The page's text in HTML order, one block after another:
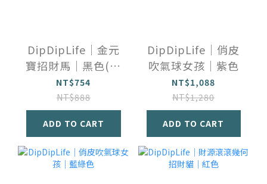
DipDipLife｜金元
寶招財馬｜黑色(一
對)
NT$754
NT$888
ADD TO CART
DipDipLife｜俏皮
吹氣球女孩｜紫色
NT$1,088
NT$1,280
ADD TO CART